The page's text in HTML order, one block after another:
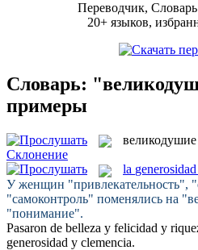
Переводчик,
20+ языков,
Словарь:
примеры
великодушие
Склонение
la generosidad
У женщин "привлекательность",
"самоконтроль" поменялись на "
"понимание".
Pasaron de belleza y felicidad y
generosidad y clemencia.